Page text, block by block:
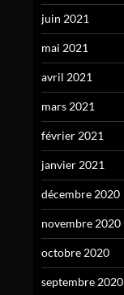
juin 2021
mai 2021
avril 2021
mars 2021
février 2021
janvier 2021
décembre 2020
novembre 2020
octobre 2020
septembre 2020